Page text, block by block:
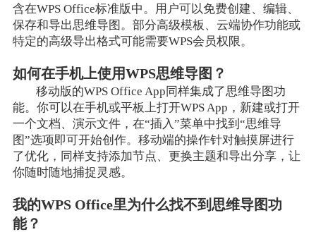
含在WPS Office标准版中。用户可以免费创建、编辑、
保存和导出思维导图。部分高级模板、云端协作功能或
特定的高级导出格式可能需要WPS会员权限。
如何在手机上使用WPS思维导图？
移动版的WPS Office App同样集成了思维导图功
能。你可以在手机或平板上打开WPS App，新建或打开
一个文档、演示文件，在“插入”菜单中找到“思维导
图”选项即可开始创作。移动端的操作针对触摸屏进行
了优化，同样支持添加节点、更换主题和导出分享，让
你随时随地捕捉灵感。
我的WPS Office里为什么找不到思维导图功
能？